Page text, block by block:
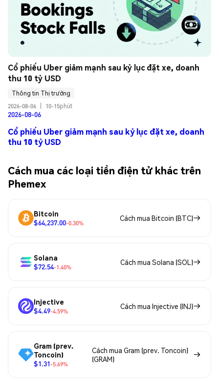
Cổ phiếu Uber giảm mạnh sau kỷ lục đặt xe, doanh
thu 10 tỷ USD
Thông tin Thị trường
2026-08-06
10-15phút
2026-08-06
Cổ phiếu Uber giảm mạnh sau kỷ lục đặt xe, doanh
thu 10 tỷ USD
Cách mua các loại tiền điện tử khác trên
Phemex
Bitcoin
$64,237.00-0.30%
Cách mua Bitcoin (BTC)
Solana
$72.54-1.40%
Cách mua Solana (SOL)
Injective
$4.49-4.59%
Cách mua Injective (INJ)
Gram (prev.
Toncoin)
$1.31-5.69%
Cách mua Gram (prev. Toncoin)
(GRAM)